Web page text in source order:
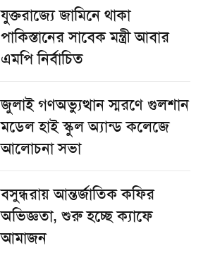
যুক্তরাজ্যে জামিনে থাকা
পাকিস্তানের সাবেক মন্ত্রী আবার
এমপি নির্বাচিত
জুলাই গণঅভ্যুত্থান স্মরণে গুলশান
মডেল হাই স্কুল অ্যান্ড কলেজে
আলোচনা সভা
বসুন্ধরায় আন্তর্জাতিক কফির
অভিজ্ঞতা, শুরু হচ্ছে ক্যাফে
আমাজন